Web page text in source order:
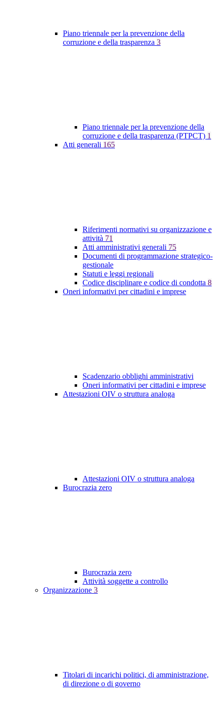
Piano triennale per la prevenzione della
corruzione e della trasparenza 3
Piano triennale per la prevenzione della
corruzione e della trasparenza (PTPCT) 1
Atti generali 165
Riferimenti normativi su organizzazione e
attività 71
Atti amministrativi generali 75
Documenti di programmazione strategico-
gestionale
Statuti e leggi regionali
Codice disciplinare e codice di condotta 8
Oneri informativi per cittadini e imprese
Scadenzario obblighi amministrativi
Oneri informativi per cittadini e imprese
Attestazioni OIV o struttura analoga
Attestazioni OIV o struttura analoga
Burocrazia zero
Burocrazia zero
Attività soggette a controllo
Organizzazione 3
Titolari di incarichi politici, di amministrazione,
di direzione o di governo